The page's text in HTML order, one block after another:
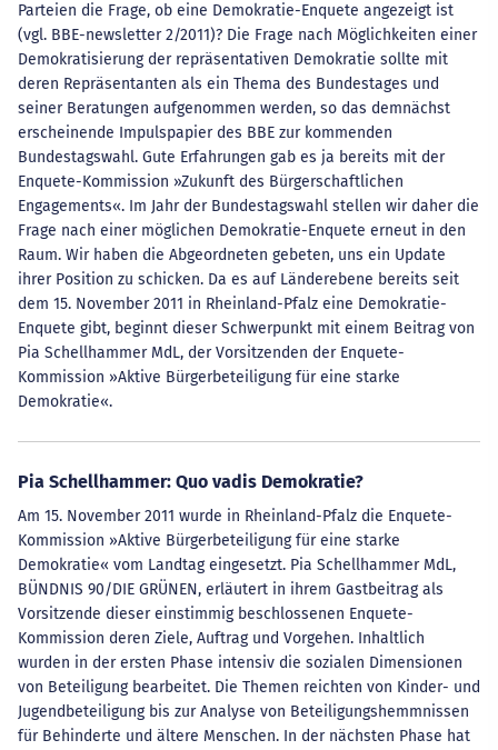
Parteien die Frage, ob eine Demokratie-Enquete angezeigt ist
(vgl. BBE-newsletter 2/2011)? Die Frage nach Möglichkeiten einer
Demokratisierung der repräsentativen Demokratie sollte mit
deren Repräsentanten als ein Thema des Bundestages und
seiner Beratungen aufgenommen werden, so das demnächst
erscheinende Impulspapier des BBE zur kommenden
Bundestagswahl. Gute Erfahrungen gab es ja bereits mit der
Enquete-Kommission »Zukunft des Bürgerschaftlichen
Engagements«. Im Jahr der Bundestagswahl stellen wir daher die
Frage nach einer möglichen Demokratie-Enquete erneut in den
Raum. Wir haben die Abgeordneten gebeten, uns ein Update
ihrer Position zu schicken. Da es auf Länderebene bereits seit
dem 15. November 2011 in Rheinland-Pfalz eine Demokratie-
Enquete gibt, beginnt dieser Schwerpunkt mit einem Beitrag von
Pia Schellhammer MdL, der Vorsitzenden der Enquete-
Kommission »Aktive Bürgerbeteiligung für eine starke
Demokratie«.
Pia Schellhammer: Quo vadis Demokratie?
Am 15. November 2011 wurde in Rheinland-Pfalz die Enquete-
Kommission »Aktive Bürgerbeteiligung für eine starke
Demokratie« vom Landtag eingesetzt. Pia Schellhammer MdL,
BÜNDNIS 90/DIE GRÜNEN, erläutert in ihrem Gastbeitrag als
Vorsitzende dieser einstimmig beschlossenen Enquete-
Kommission deren Ziele, Auftrag und Vorgehen. Inhaltlich
wurden in der ersten Phase intensiv die sozialen Dimensionen
von Beteiligung bearbeitet. Die Themen reichten von Kinder- und
Jugendbeteiligung bis zur Analyse von Beteiligungshemmnissen
für Behinderte und ältere Menschen. In der nächsten Phase hat